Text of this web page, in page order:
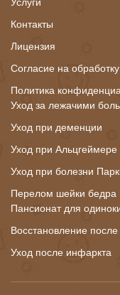
Контакты
Лицензия
Согласие на
Политика
Уход за лежачими
Уход при деменции
Уход при Альцгеймере
Уход при болезни
Перелом шейки бедра
Пансионат для
Восстановление после
Уход после инфаркта